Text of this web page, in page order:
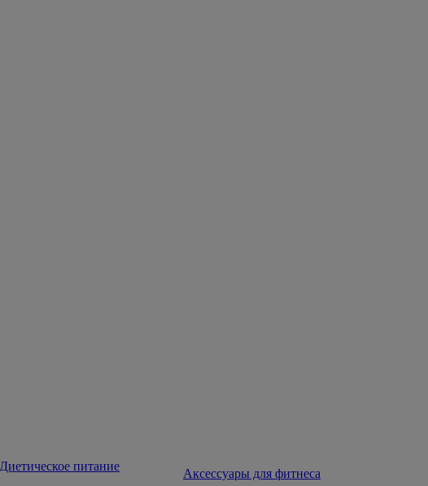
Диетическое питание
Aксессуары для фитнеса